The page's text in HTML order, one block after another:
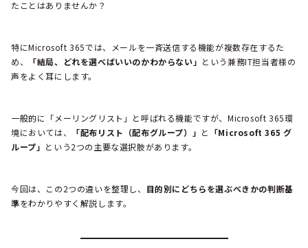
たことはありませんか？
特にMicrosoft 365では、メールを一斉送信する機能が複数存在するた
め、
「結局、どれを選べばいいのかわからない」 という兼務IT担当者様の
声をよく耳にします。
一般的に「メーリングリスト」と呼ばれる機能ですが、Microsoft 365環
境においては、
「配布リスト（配布グループ）」 と 「Microsoft 365 グ
ループ」 という2つの主要な選択肢があります。
今回は、この2つの違いを整理し、 目的別にどちらを選ぶべきかの判断基
準をわかりやすく解説します。